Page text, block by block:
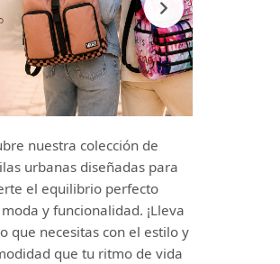
nuestra colección de
urbanas diseñadas para
el equilibrio perfecto
y funcionalidad. ¡Lleva
que necesitas con el estilo y
que tu ritmo de vida